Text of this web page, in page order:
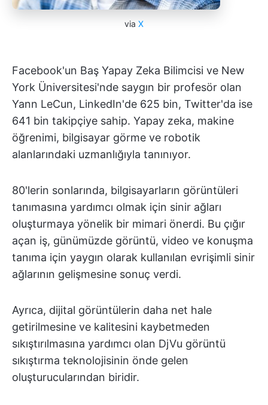
via X
Facebook'un Baş Yapay Zeka Bilimcisi ve New
York Üniversitesi'nde saygın bir profesör olan
Yann LeCun, LinkedIn'de 625 bin, Twitter'da ise
641 bin takipçiye sahip. Yapay zeka, makine
öğrenimi, bilgisayar görme ve robotik
alanlarındaki uzmanlığıyla tanınıyor.
80'lerin sonlarında, bilgisayarların görüntüleri
tanımasına yardımcı olmak için sinir ağları
oluşturmaya yönelik bir mimari önerdi. Bu çığır
açan iş, günümüzde görüntü, video ve konuşma
tanıma için yaygın olarak kullanılan evrişimli sinir
ağlarının gelişmesine sonuç verdi.
Ayrıca, dijital görüntülerin daha net hale
getirilmesine ve kalitesini kaybetmeden
sıkıştırılmasına yardımcı olan DjVu görüntü
sıkıştırma teknolojisinin önde gelen
oluşturucularından biridir.